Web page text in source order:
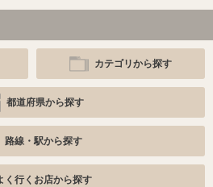
カテゴリから探す
都道府県から探す
路線・駅から探す
く行くお店から探す